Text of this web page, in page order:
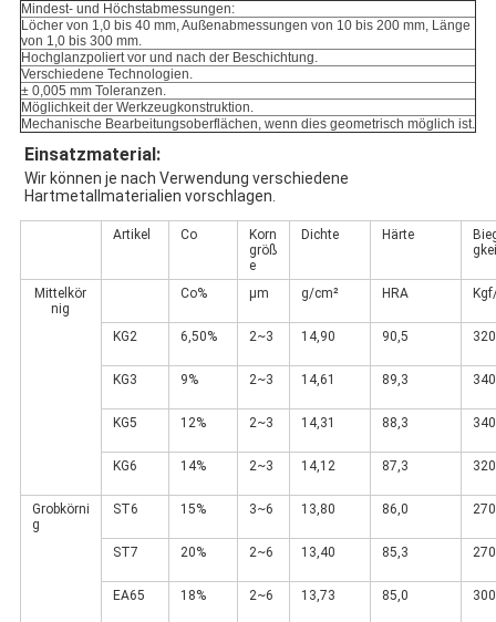
Mindest- und Höchstabmessungen:
Löcher von 1,0 bis 40 mm, Außenabmessungen von 10 bis 200 mm, Länge
von 1,0 bis 300 mm.
Hochglanzpoliert vor und nach der Beschichtung.
Verschiedene Technologien.
± 0,005 mm Toleranzen.
Möglichkeit der Werkzeugkonstruktion.
Mechanische Bearbeitungsoberflächen, wenn dies geometrisch möglich ist.
Einsatzmaterial:
Wir können je nach Verwendung verschiedene
Hartmetallmaterialien vorschlagen.
Artikel Co
Korn
größ
e
Dichte Härte
Mittelkör
nig
Co% μm g/cm² HRA
KG2 6,50% 2~3 14,90 90,5 320
KG3 9% 2~3 14,61 89,3 340
KG5 12% 2~3 14,31 88,3 340
KG6 14% 2~3 14,12 87,3 320
Grobkörni
g
ST6 15% 3~6 13,80 86,0 270
ST7 20% 2~6 13,40 85,3 270
EA65 18% 2~6 13,73 85,0 300